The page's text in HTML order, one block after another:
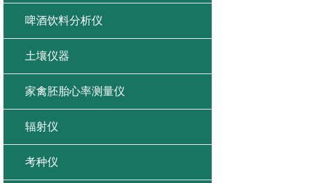
啤酒饮料分析仪
土壤仪器
家禽胚胎心率测量仪
辐射仪
考种仪